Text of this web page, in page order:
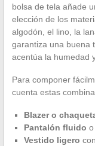
bolsa de tela añade
elección de los
algodón, el lino, la
garantiza una buena
acentúa la humedad
Para componer
cuenta estas
Blazer o
Pantalón fluido
Vestido ligero